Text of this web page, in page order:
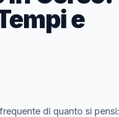
e
di quanto si pensi: